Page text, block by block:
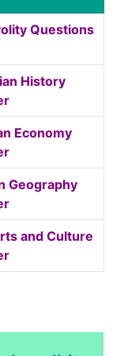
Questions
History
Economy
Geography
and Culture